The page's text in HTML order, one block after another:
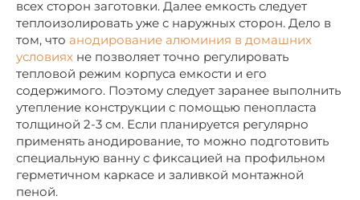
всех сторон заготовки. Далее емкость следует
теплоизолировать уже с наружных сторон. Дело в
том, что анодирование алюминия в домашних
условиях не позволяет точно регулировать
тепловой режим корпуса емкости и его
содержимого. Поэтому следует заранее выполнить
утепление конструкции с помощью пенопласта
толщиной 2-3 см. Если планируется регулярно
применять анодирование, то можно подготовить
специальную ванну с фиксацией на профильном
герметичном каркасе и заливкой монтажной
пеной.